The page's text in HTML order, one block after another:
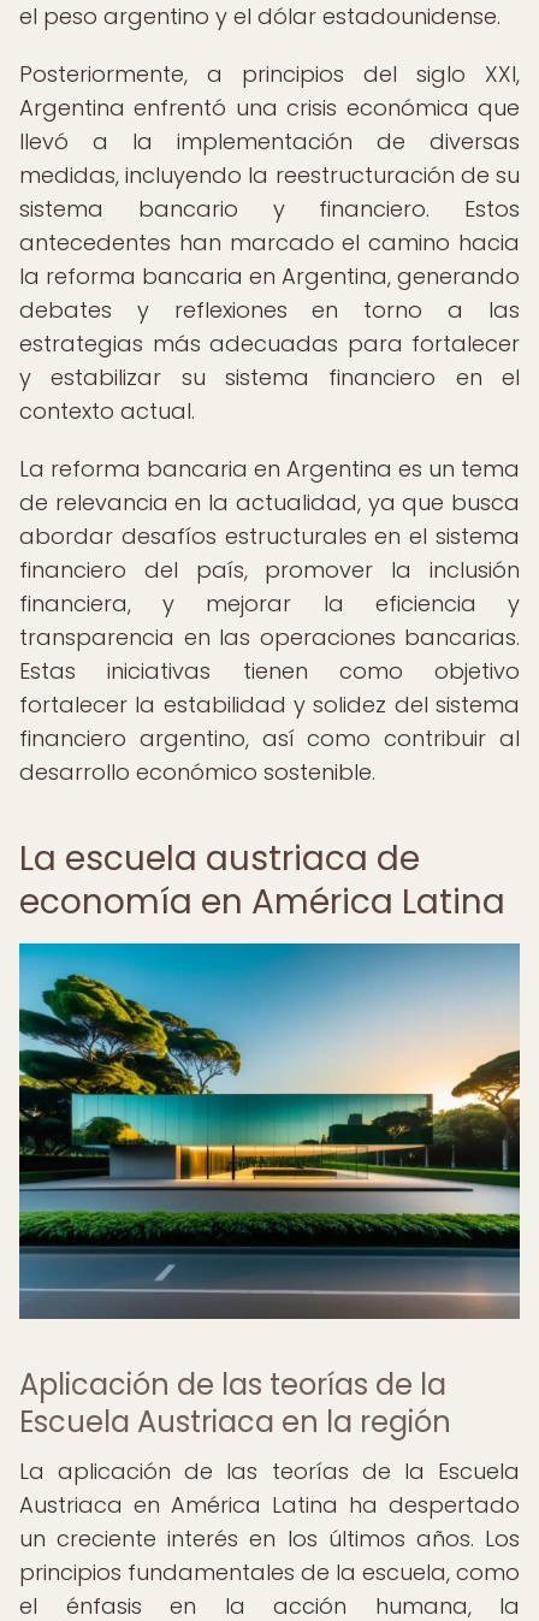
el peso argentino y el dólar estadounidense.
Posteriormente, a principios del siglo XXI,
Argentina enfrentó una crisis económica que
llevó a la implementación de diversas
medidas, incluyendo la reestructuración de su
sistema bancario y financiero. Estos
antecedentes han marcado el camino hacia
la reforma bancaria en Argentina, generando
debates y reflexiones en torno a las
estrategias más adecuadas para fortalecer
y estabilizar su sistema financiero en el
contexto actual.
La reforma bancaria en Argentina es un tema
de relevancia en la actualidad, ya que busca
abordar desafíos estructurales en el sistema
financiero del país, promover la inclusión
financiera, y mejorar la eficiencia y
transparencia en las operaciones bancarias.
Estas iniciativas tienen como objetivo
fortalecer la estabilidad y solidez del sistema
financiero argentino, así como contribuir al
desarrollo económico sostenible.
La escuela austriaca de
economía en América Latina
Aplicación de las teorías de la
Escuela Austriaca en la región
La aplicación de las teorías de la Escuela
Austriaca en América Latina ha despertado
un creciente interés en los últimos años. Los
principios fundamentales de la escuela, como
el énfasis en la acción humana, la